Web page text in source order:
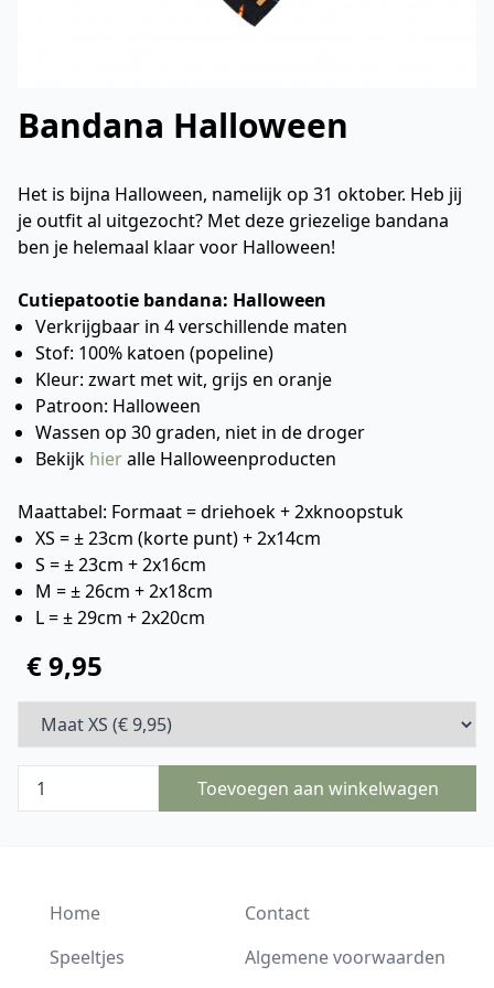
Bandana Halloween
Het is bijna Halloween, namelijk op 31 oktober. Heb jij
je outfit al uitgezocht? Met deze griezelige bandana
ben je helemaal klaar voor Halloween!
Cutiepatootie bandana: Halloween
Verkrijgbaar in 4 verschillende maten
Stof: 100% katoen (popeline)
Kleur: zwart met wit, grijs en oranje
Patroon: Halloween
Wassen op 30 graden, niet in de droger
Bekijk hieralle Halloweenproducten
Maattabel: Formaat = driehoek + 2xknoopstuk
XS = ± 23cm (korte punt) + 2x14cm
S = ± 23cm + 2x16cm
M = ± 26cm + 2x18cm
L = ± 29cm + 2x20cm
€ 9,95
Toevoegen aan winkelwagen
Home
Speeltjes
Contact
Algemene voorwaarden